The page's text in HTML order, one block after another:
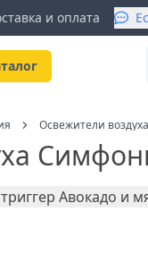
и оплата
Освежители воздуха